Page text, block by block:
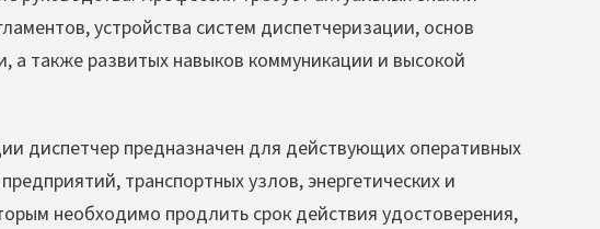
устройства систем диспетчеризации, основ
а также развитых навыков коммуникации и высокой
диспетчер предназначен для действующих оперативных
транспортных узлов, энергетических и
необходимо продлить срок действия удостоверения,